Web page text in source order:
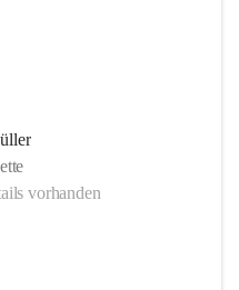
vorhanden